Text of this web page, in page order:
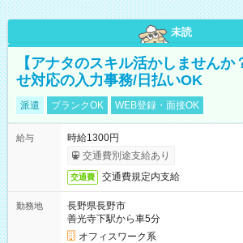
未読
【アナタのスキル活かしませんか
せ対応の入力事務/日払いOK
派遣 ブランクOK WEB登録・面接OK
給与
時給1300円
交通費別途支給あり
交通費 交通費規定内支給
勤務地
長野県長野市
善光寺下駅から車5分
オフィスワーク系